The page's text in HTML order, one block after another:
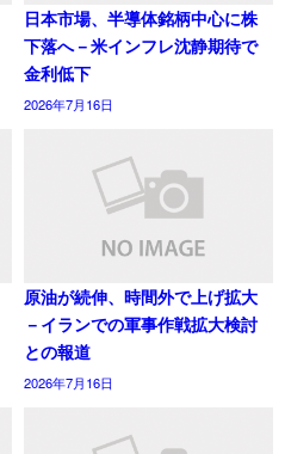
日本市場、半導体銘柄中心に株
下落へ－米インフレ沈静期待で
金利低下
2026年7月16日
原油が続伸、時間外で上げ拡大
－イランでの軍事作戦拡大検討
との報道
2026年7月16日